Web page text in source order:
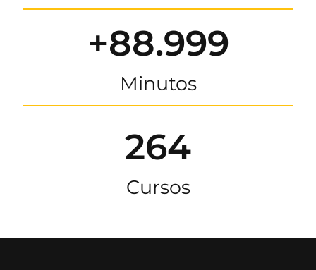
+88.999
Minutos
264
Cursos